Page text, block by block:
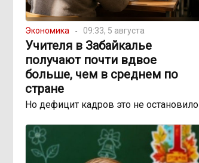
Экономика 09:33, 5 августа
Учителя в Забайкалье
получают почти вдвое
больше, чем в среднем по
стране
Но дефицит кадров это не остановило